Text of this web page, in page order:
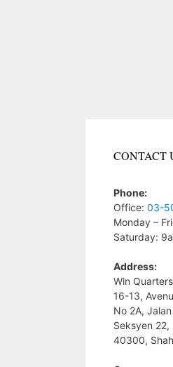
CONTACT
Phone:
Office: 03-
Monday –
Saturday:
Address:
Win
16-13,
No 2A,
Seksyen 22,
40300,